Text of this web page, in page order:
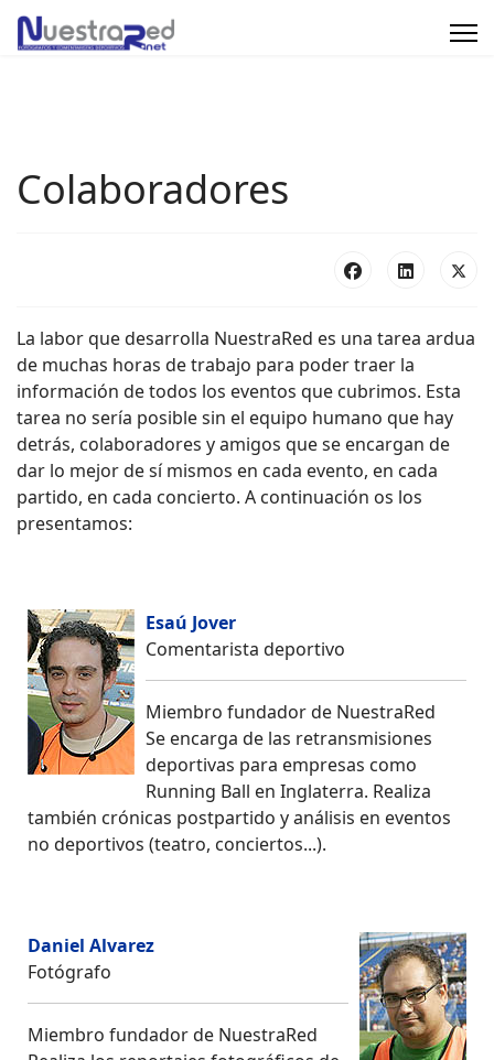
Colaboradores
La labor que desarrolla NuestraRed es una tarea ardua
de muchas horas de trabajo para poder traer la
información de todos los eventos que cubrimos. Esta
tarea no sería posible sin el equipo humano que hay
detrás, colaboradores y amigos que se encargan de
dar lo mejor de sí mismos en cada evento, en cada
partido, en cada concierto. A continuación os los
presentamos:
Esaú Jover
Comentarista deportivo
Miembro fundador de NuestraRed
Se encarga de las retransmisiones
deportivas para empresas como
Running Ball en Inglaterra. Realiza
también crónicas postpartido y análisis en eventos
no deportivos (teatro, conciertos...).
Daniel Alvarez
Fotógrafo
Miembro fundador de NuestraRed